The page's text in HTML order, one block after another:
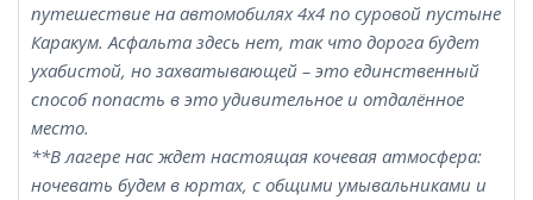
путешествие на автомобилях 4x4 по суровой пустыне
Каракум. Асфальта здесь нет, так что дорога будет
ухабистой, но захватывающей – это единственный
способ попасть в это удивительное и отдалённое
место.
**В лагере нас ждет настоящая кочевая атмосфера:
ночевать будем в юртах, с общими умывальниками и